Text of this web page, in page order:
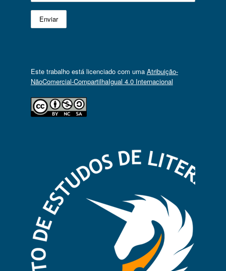
Este trabalho está licenciado com uma Atribuição-
NãoComercial-CompartilhaIgual 4.0 Internacional